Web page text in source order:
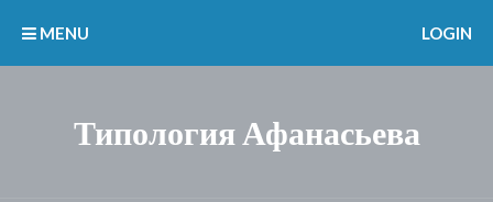
Типология Афанасьева
MENU LOGIN